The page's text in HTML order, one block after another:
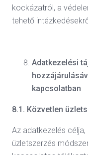
kockázatról, a
tehető
Adatkezelési
kapcsolatban
8.1. Közvetlen
Az adatkezelés
üzletszerzés